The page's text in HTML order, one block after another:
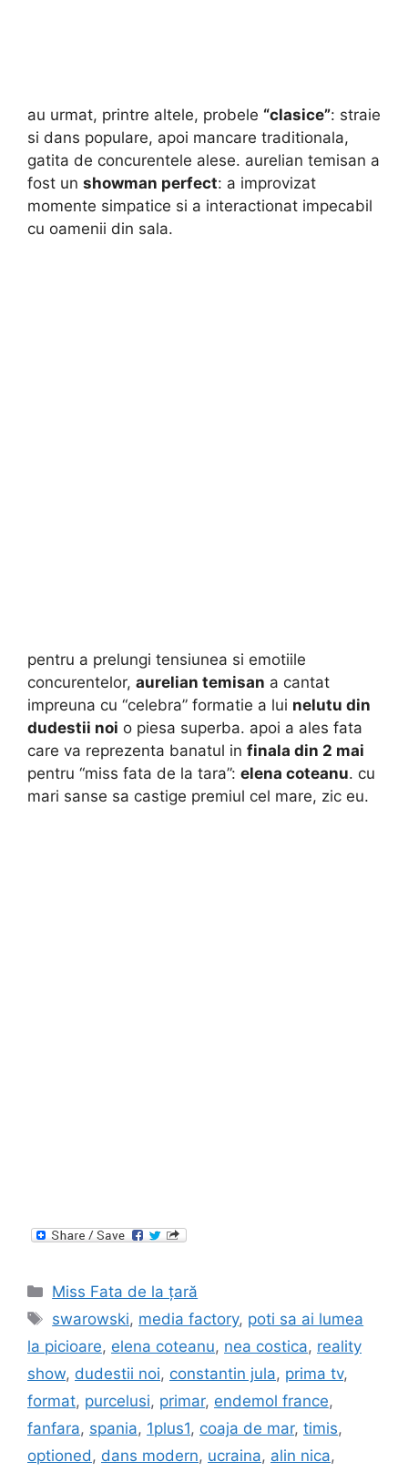
au urmat, printre altele, probele “clasice”: straie
si dans populare, apoi mancare traditionala,
gatita de concurentele alese. aurelian temisan a
fost un showman perfect: a improvizat
momente simpatice si a interactionat impecabil
cu oamenii din sala.
pentru a prelungi tensiunea si emotiile
concurentelor, aurelian temisan a cantat
impreuna cu “celebra” formatie a lui nelutu din
dudestii noi o piesa superba. apoi a ales fata
care va reprezenta banatul in finala din 2 mai
pentru “miss fata de la tara”: elena coteanu. cu
mari sanse sa castige premiul cel mare, zic eu.
Categories
Miss Fata de la țară
Tags
swarowski, media factory, poti sa ai lumea
la picioare, elena coteanu, nea costica, reality
show, dudestii noi, constantin jula, prima tv,
format, purcelusi, primar, endemol france,
fanfara, spania, 1plus1, coaja de mar, timis,
optioned , dans modern, ucraina, alin nica,